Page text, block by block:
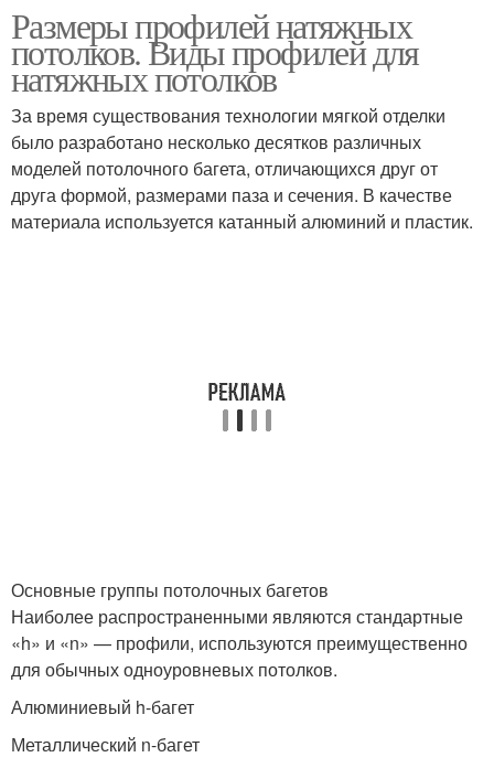
Профиль для натяжного
потолка
полотен
Размеры профилей натяжных
потолков. Виды профилей для
натяжных потолков
За время существования технологии мягкой отделки
было разработано несколько десятков различных
моделей потолочного багета, отличающихся друг от
друга формой, размерами паза и сечения. В качестве
материала используется катанный алюминий и пластик.
Основные группы потолочных багетов
Наиболее распространенными являются стандартные
«h» и «n» — профили, используются преимущественно
для обычных одноуровневых потолков.
Алюминиевый h-багет
Металлический n-багет